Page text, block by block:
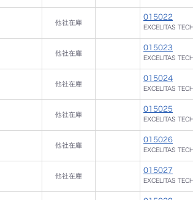
他社在庫
015022
EXCELITAS
他社在庫
015023
EXCELITAS
他社在庫
015024
EXCELITAS
他社在庫
015025
EXCELITAS
他社在庫
015026
EXCELITAS
他社在庫
015027
EXCELITAS